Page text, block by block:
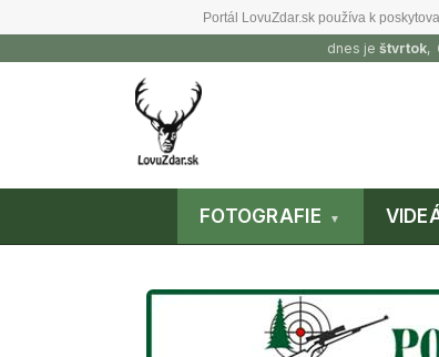
Portál LovuZdar.sk používa k
dnes je štvrtok,
FOTOGRAFIE